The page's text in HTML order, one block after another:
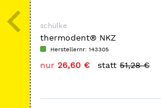
schülke
thermodent® NKZ
Herstellernr: 143305
nur 26,60 € statt 51,28 €